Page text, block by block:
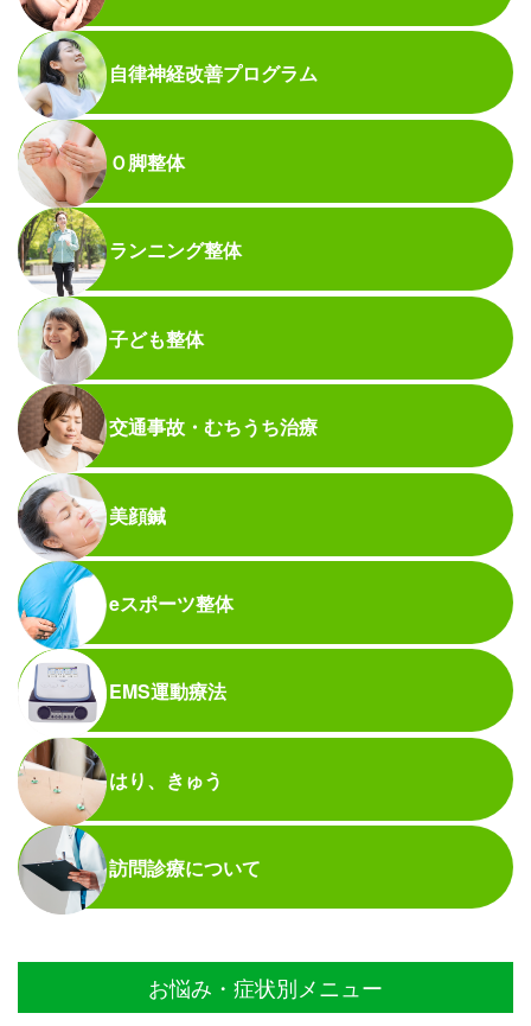
自律神経改善プログラム
Ｏ脚整体
ランニング整体
子ども整体
交通事故・むちうち治療
美顔鍼
eスポーツ整体
EMS運動療法
はり、きゅう
訪問診療について
お悩み・症状別メニュー